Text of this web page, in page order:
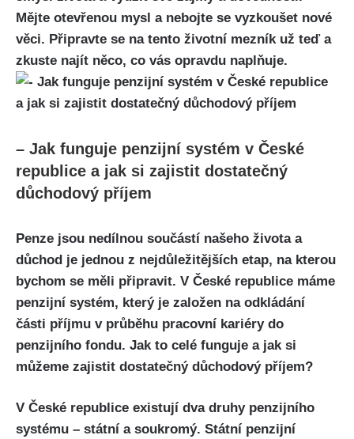
Mějte otevřenou mysl a nebojte se vyzkoušet nové
věci. Připravte se na tento životní mezník už teď a
zkuste najít něco, co vás opravdu naplňuje.
– Jak funguje penzijní systém v České
republice a jak si zajistit dostatečný
důchodový příjem
Penze jsou nedílnou součástí našeho života a
důchod je jednou z nejdůležitějších etap, na kterou
bychom se měli připravit. V České republice máme
penzijní systém, který je založen na odkládání
části příjmu v průběhu pracovní kariéry do
penzijního fondu. Jak to celé funguje a jak si
můžeme zajistit dostatečný důchodový příjem?
V České republice existují dva druhy penzijního
systému – státní a soukromý. Státní penzijní